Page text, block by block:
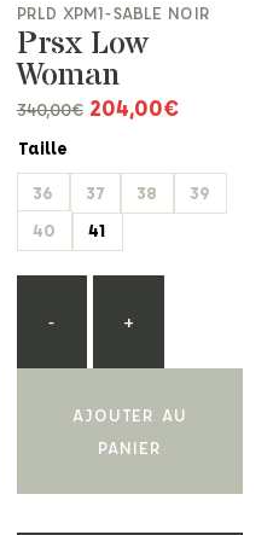
PRLD XPM1-SABLE NOIR
Prsx Low
Woman
340,00€ 204,00€
Taille
36
37 38
39
40
41
- +
AJOUTER AU
PANIER